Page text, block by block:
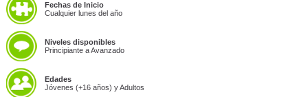
Fechas de Inicio
Cualquier lunes del año
Niveles disponibles
Principiante a Avanzado
Edades
Jóvenes (+16 años) y Adultos